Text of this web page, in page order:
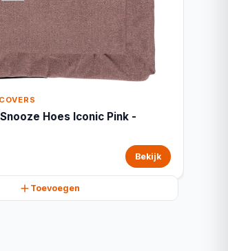
Hoes Iconic Pink -
Bekijk
Toevoegen